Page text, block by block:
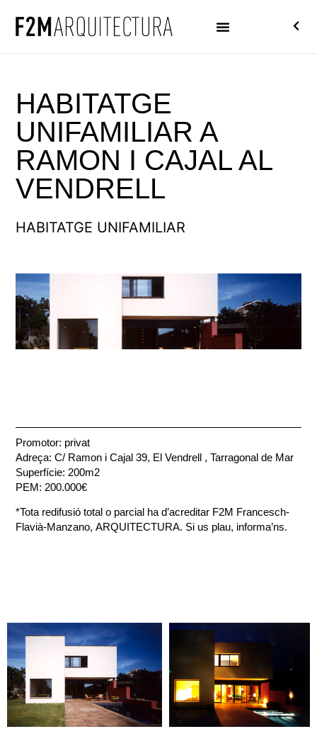
HABITATGE
UNIFAMILIAR A
RAMON I CAJAL AL
VENDRELL
HABITATGE UNIFAMILIAR
Promotor: privat
Adreça: C/ Ramon i Cajal 39, El Vendrell , Tarragonal de Mar
Superfície: 200m2
PEM: 200.000€
*Tota redifusió total o parcial ha d’acreditar F2M Francesch-
Flavià-Manzano, ARQUITECTURA. Si us plau, informa’ns.